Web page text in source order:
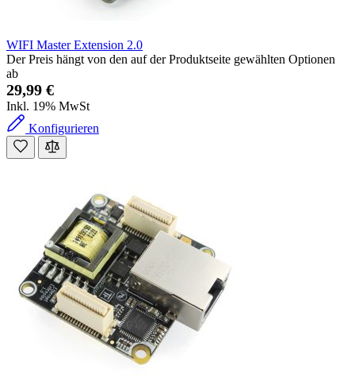
WIFI Master Extension 2.0
Der Preis hängt von den auf der Produktseite gewählten Optionen
ab
29,99 €
Inkl. 19% MwSt
Konfigurieren